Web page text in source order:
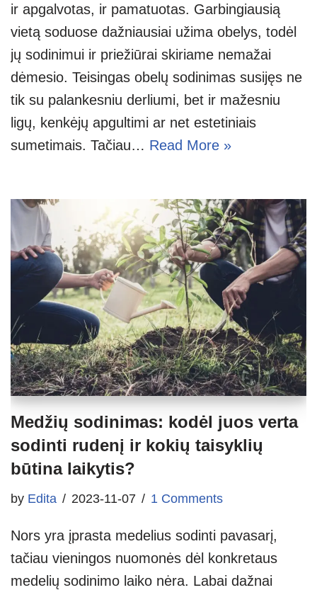
ir apgalvotas, ir pamatuotas. Garbingiausią
vietą soduose dažniausiai užima obelys, todėl
jų sodinimui ir priežiūrai skiriame nemažai
dėmesio. Teisingas obelų sodinimas susijęs ne
tik su palankesniu derliumi, bet ir mažesniu
ligų, kenkėjų apgultimi ar net estetiniais
sumetimais. Tačiau… Read More »
Medžių sodinimas: kodėl juos verta
sodinti rudenį ir kokių taisyklių
būtina laikytis?
by Edita 2023-11-07 1 Comments
Nors yra įprasta medelius sodinti pavasarį,
tačiau vieningos nuomonės dėl konkretaus
medelių sodinimo laiko nėra. Labai dažnai